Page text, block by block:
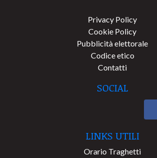
Privacy Policy
Cookie Policy
Pubblicità elettorale
Codice etico
Contatti
SOCIAL
LINKS UTILI
Orario Traghetti